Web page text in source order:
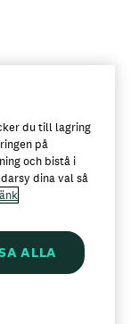
du till lagring
på
och bistå i
dina val så
ALLA